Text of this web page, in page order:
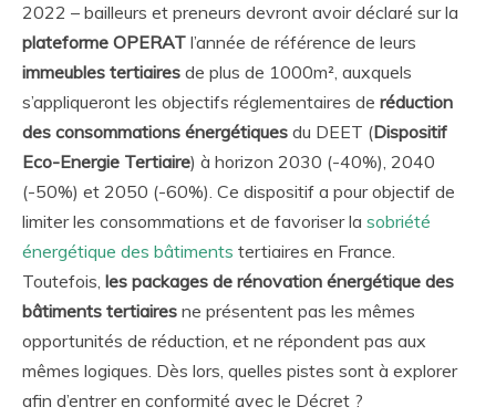
2022 – bailleurs et preneurs devront avoir déclaré sur la
plateforme OPERAT l’année de référence de leurs
immeubles tertiaires de plus de 1000m², auxquels
s’appliqueront les objectifs réglementaires de réduction
des consommations énergétiques du DEET (Dispositif
Eco-Energie Tertiaire) à horizon 2030 (-40%), 2040
(-50%) et 2050 (-60%). Ce dispositif a pour objectif de
limiter les consommations et de favoriser la sobriété
énergétique des bâtiments tertiaires en France.
Toutefois, les packages de rénovation énergétique des
bâtiments tertiaires ne présentent pas les mêmes
opportunités de réduction, et ne répondent pas aux
mêmes logiques. Dès lors, quelles pistes sont à explorer
afin d’entrer en conformité avec le Décret ?